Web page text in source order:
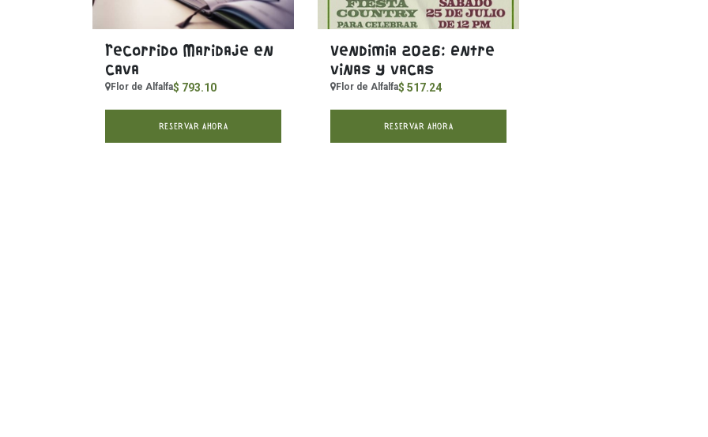
Recorrido Maridaje en
cava
Flor de Alfalfa$ 793.10
RESERVAR AHORA
Vendimia 2026: Entre
viñas y vacas
Flor de Alfalfa$ 517.24
RESERVAR AHORA